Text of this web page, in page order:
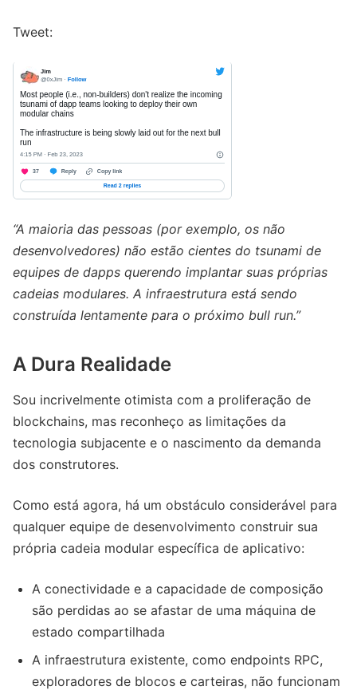
Tweet:
“A maioria das pessoas (por exemplo, os não
desenvolvedores) não estão cientes do tsunami de
equipes de dapps querendo implantar suas próprias
cadeias modulares. A infraestrutura está sendo
construída lentamente para o próximo bull run.”
A Dura Realidade
Sou incrivelmente otimista com a proliferação de
blockchains, mas reconheço as limitações da
tecnologia subjacente e o nascimento da demanda
dos construtores.
Como está agora, há um obstáculo considerável para
qualquer equipe de desenvolvimento construir sua
própria cadeia modular específica de aplicativo:
A conectividade e a capacidade de composição
são perdidas ao se afastar de uma máquina de
estado compartilhada
A infraestrutura existente, como endpoints RPC,
exploradores de blocos e carteiras, não funcionam